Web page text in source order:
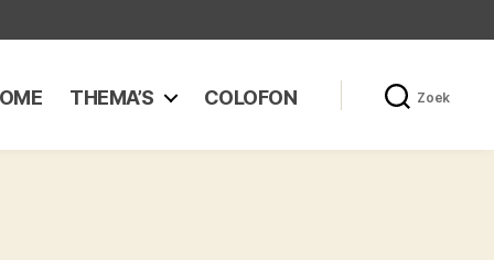
THEMA’S COLOFON Zoek